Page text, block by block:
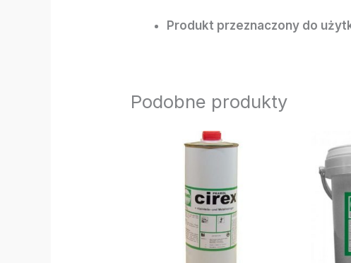
Produkt przeznaczony do
Podobne produkty